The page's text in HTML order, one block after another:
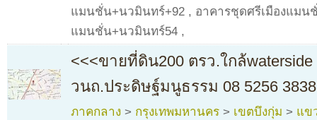
แมนชั่น+นวมินทร์+92 , อาคารชุดศรีเมืองแมน
แมนชั่น+นวมินทร์54 ,
<<<ขายที่ดิน200 ตรว.ใกล้
วนถ.ประดิษฐ์มนูธรรม 08 5256
ภาคกลาง > กรุงเทพมหานคร > เขตบึงกุ่ม > แข